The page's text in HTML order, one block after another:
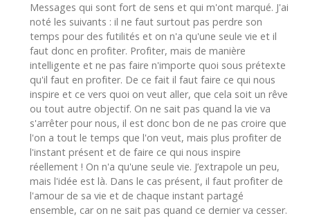
Messages qui sont fort de sens et qui m'ont marqué. J'ai
noté les suivants : il ne faut surtout pas perdre son
temps pour des futilités et on n'a qu'une seule vie et il
faut donc en profiter. Profiter, mais de manière
intelligente et ne pas faire n'importe quoi sous prétexte
qu'il faut en profiter. De ce fait il faut faire ce qui nous
inspire et ce vers quoi on veut aller, que cela soit un rêve
ou tout autre objectif. On ne sait pas quand la vie va
s'arrêter pour nous, il est donc bon de ne pas croire que
l'on a tout le temps que l'on veut, mais plus profiter de
l'instant présent et de faire ce qui nous inspire
réellement ! On n'a qu'une seule vie. J’extrapole un peu,
mais l'idée est là. Dans le cas présent, il faut profiter de
l'amour de sa vie et de chaque instant partagé
ensemble, car on ne sait pas quand ce dernier va cesser.